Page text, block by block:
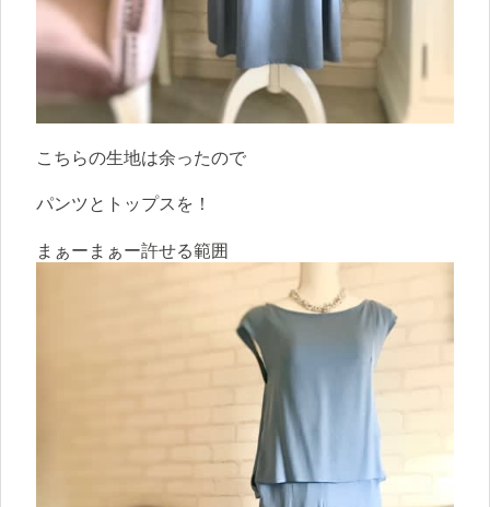
こちらの生地は余ったので
パンツとトップスを！
まぁーまぁー許せる範囲